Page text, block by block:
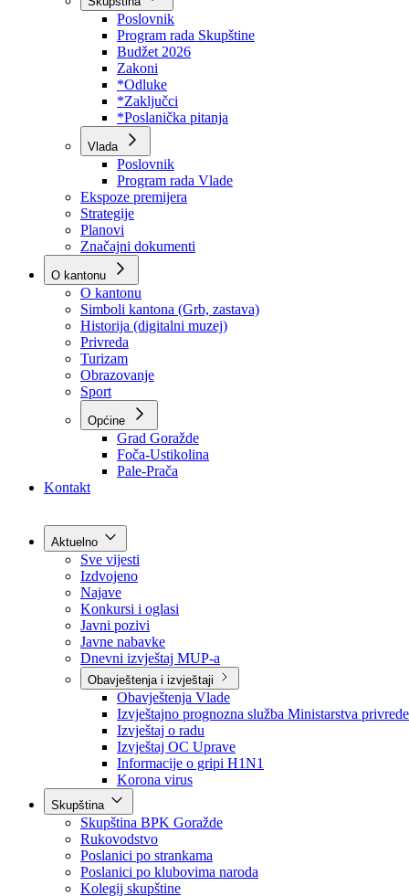
Dokumenti
Skupština
Poslovnik
Program rada Skupštine
Budžet 2026
Zakoni
*Odluke
*Zaključci
*Poslanička pitanja
Vlada
Poslovnik
Program rada Vlade
Ekspoze premijera
Strategije
Planovi
Značajni dokumenti
O kantonu
O kantonu
Simboli kantona (Grb, zastava)
Historija (digitalni muzej)
Privreda
Turizam
Obrazovanje
Sport
Općine
Kontakt
Aktuelno
Sve vijesti
Izdvojeno
Najave
Konkursi i oglasi
Javni pozivi
Javne nabavke
Dnevni izvještaj MUP-a
Obavještenja i izvještaji
Obavještenja Vlade
Izvještajno prognozna služba Ministarstva privrede
Izvještaj o radu
Izvještaj OC Uprave
Informacije o gripi H1N1
Korona virus
Skupština
Skupština BPK Goražde
Rukovodstvo